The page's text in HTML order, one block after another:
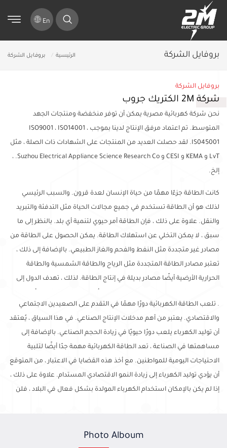
En
بروفايل الشركة الرئيسية بروفايل الشركة
بروفايل الشركة
شركة 2M الكتريك جروب
نحن شركة كهربائية مصرية يمكن أن توفر منخفضة ومنتجات الجهد
المتوسط.
تم اعتماد مرفق الإنتاج لدينا بموجب ISO9001 ، ISO14001 ،
IS045001.
لقد حصلت العديد من المنتجات على الشهادات ذات الصلة ، مثل
LvT و KEMA و CESI و Suzhou Electrical Appliance Science Research Co. ،
إلخ.
كانت الطاقة جزءًا مهمًا من حياة الإنسان لعدة قرون. والسبب الرئيسي
لذلك هو أن الطاقة تستخدم في جميع مجالات الحياة مثل التدفئة والتبريد
والنقل. علاوة على ذلك ، فإن الطاقة أمر حيوي لتنمية أي بلد. بالنظر إلى ما
سبق ، لا يمكن التخلي عن استهلاك الطاقة. يمكن الحصول على الطاقة من
مصادر غير متجددة مثل النفط والفحم والغاز الطبيعي. بالإضافة إلى ذلك ،
تعتبر مصادر الطاقة المتجددة مثل الرياح والطاقة الشمسية والطاقة
الحرارية الأرضية أيضًا مصادر بديلة في إنتاج الطاقة. لذلك ، تهدف الدول إلى
تحقيق هذا الهدف ، فإن الغالبية العظمى من البلدان لديها سياسات طاقة
من أجل توفير الاستدامة في نموها الاقتصادي
. تلعب الطاقة الكهربائية دورًا مهمًا في التقدم على الصعيدين الاجتماعي
والاقتصادي. يعتبر من أهم مدخلات الإنتاج الصناعي. في هذا السياق ، يُعتقد
أن توليد الكهرباء يلعب دورًا حيويًا في زيادة الحجم الصناعي. بالإضافة إلى
مساهمتها في الصناعة ، تعد الطاقة الكهربائية مهمة جدًا أيضًا لتلبية
الاحتياجات اليومية للمواطنين. مع أخذ هذه القضايا في الاعتبار ، من المتوقع
أن يؤدي توليد الكهرباء إلى زيادة النمو الاقتصادي المستدام. علاوة على ذلك ،
إذا لم يكن بالإمكان استخدام الكهرباء المولدة بشكل فعال في البلاد ، فلن
Photo Alboum